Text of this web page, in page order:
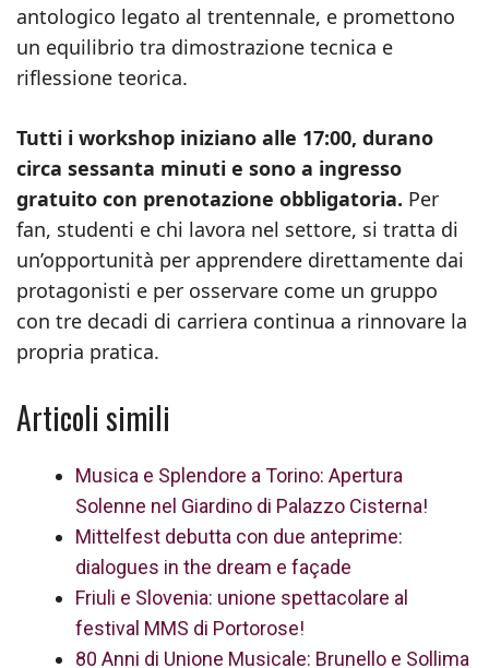
antologico legato al trentennale, e promettono
un equilibrio tra dimostrazione tecnica e
riflessione teorica.
Tutti i workshop iniziano alle 17:00, durano
circa sessanta minuti e sono a ingresso
gratuito con prenotazione obbligatoria. Per
fan, studenti e chi lavora nel settore, si tratta di
un’opportunità per apprendere direttamente dai
protagonisti e per osservare come un gruppo
con tre decadi di carriera continua a rinnovare la
propria pratica.
Articoli simili
Musica e Splendore a Torino: Apertura
Solenne nel Giardino di Palazzo Cisterna!
Mittelfest debutta con due anteprime:
dialogues in the dream e façade
Friuli e Slovenia: unione spettacolare al
festival MMS di Portorose!
80 Anni di Unione Musicale: Brunello e Sollima